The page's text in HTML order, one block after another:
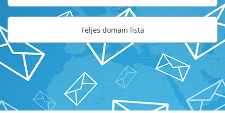
Teljes domain lista